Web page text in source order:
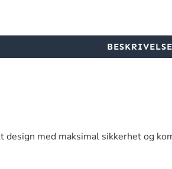
BESKRIVELSE
med maksimal sikkerhet og